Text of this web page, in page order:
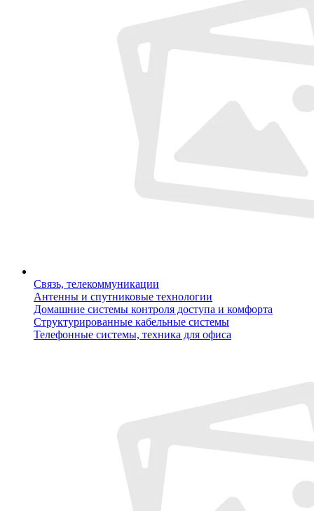
Связь, телекоммуникации
Антенны и спутниковые технологии
Домашние системы контроля доступа и комфорта
Структурированные кабельные системы
Телефонные системы, техника для офиса